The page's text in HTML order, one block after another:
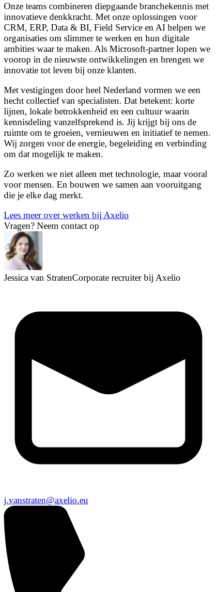
Onze teams combineren diepgaande branchekennis met
innovatieve denkkracht. Met onze oplossingen voor
CRM, ERP, Data & BI, Field Service en AI helpen we
organisaties om slimmer te werken en hun digitale
ambities waar te maken. Als Microsoft-partner lopen we
voorop in de nieuwste ontwikkelingen en brengen we
innovatie tot leven bij onze klanten.
Met vestigingen door heel Nederland vormen we een
hecht collectief van specialisten. Dat betekent: korte
lijnen, lokale betrokkenheid en een cultuur waarin
kennisdeling vanzelfsprekend is. Jij krijgt bij ons de
ruimte om te groeien, vernieuwen en initiatief te nemen.
Wij zorgen voor de energie, begeleiding en verbinding
om dat mogelijk te maken.
Zo werken we niet alleen met technologie, maar vooral
voor mensen. En bouwen we samen aan vooruitgang
die je elke dag merkt.
Lees meer over werken bij Axelio
Vragen? Neem contact op
Jessica van StratenCorporate recruiter bij Axelio
j.vanstraten@axelio.eu